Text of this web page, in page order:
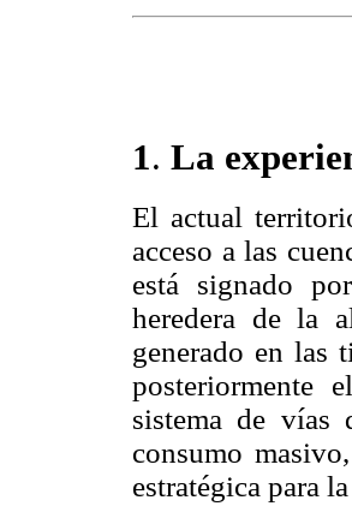
1. La
El actual
acceso a las
está signado
heredera de la
generado en las
posteriormente
sistema de vías
consumo
estratégica para